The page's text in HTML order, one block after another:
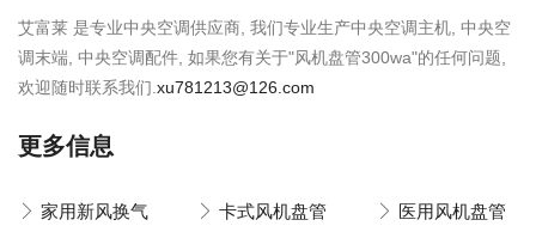
艾富莱 是专业中央空调供应商, 我们专业生产中央空调主机, 中央空
调末端, 中央空调配件, 如果您有关于"风机盘管300wa"的任何问题,
欢迎随时联系我们. xu781213@126.com
更多信息
家用新风换气
卡式风机盘管
医用风机盘管